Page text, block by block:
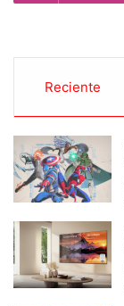
Reciente